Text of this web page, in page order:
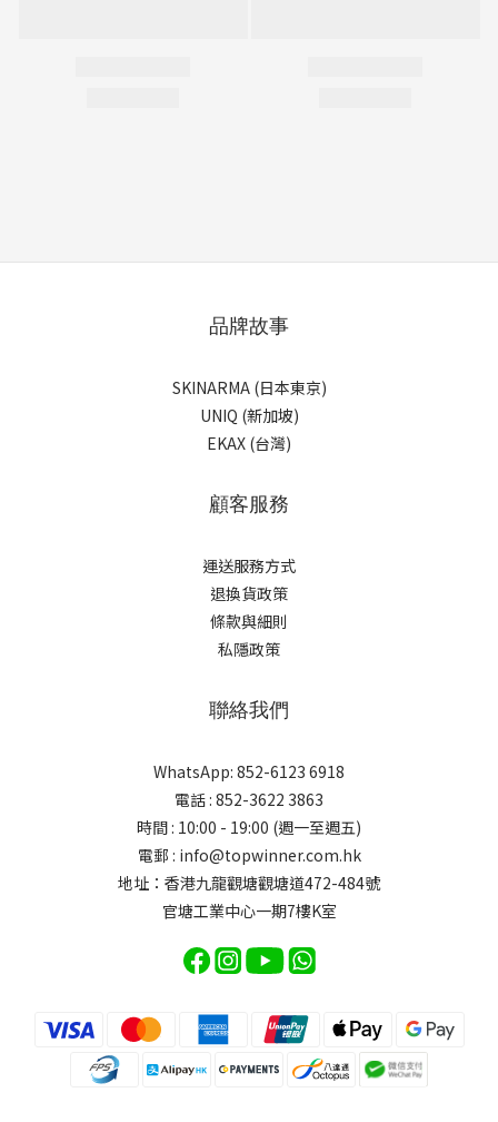
品牌故事
SKINARMA (日本東京)
UNIQ (新加坡)
EKAX (台灣)
顧客服務
運送服務方式
退換貨政策
條款與細則
私隱政策
聯絡我們
WhatsApp: 852-6123 6918
電話 : 852-3622 3863
時間 : 10:00 - 19:00 (週一至週五)
電郵 : info@topwinner.com.hk
地址：香港九龍觀塘觀塘道472-484號
官塘工業中心一期7樓K室